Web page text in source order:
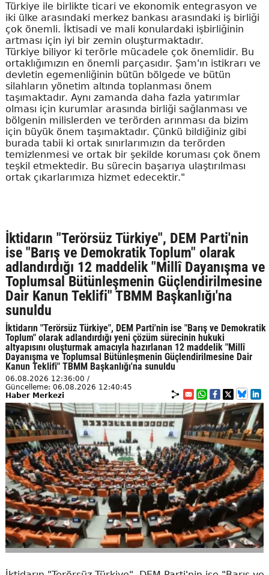
Türkiye ile birlikte ticari ve ekonomik entegrasyon ve
iki ülke arasındaki merkez bankası arasındaki iş birliği
çok önemli. İktisadi ve mali konulardaki işbirliğinin
artması için iyi bir zemin oluşturmaktadır.
Türkiye biliyor ki terörle mücadele çok önemlidir. Bu
ortaklığımızın en önemli parçasıdır. Şam'ın istikrarı ve
devletin egemenliğinin bütün bölgede ve bütün
silahların yönetim altında toplanması önem
taşımaktadır. Aynı zamanda daha fazla yatırımlar
olması için kurumlar arasında birliği sağlanması ve
bölgenin milislerden ve terörden arınması da bizim
için büyük önem taşımaktadır. Çünkü bildiğiniz gibi
burada tabii ki ortak sınırlarımızın da terörden
temizlenmesi ve ortak bir şekilde koruması çok önem
teşkil etmektedir. Bu sürecin başarıya ulaştırılması
ortak çıkarlarımıza hizmet edecektir."
İktidarın "Terörsüz Türkiye", DEM Parti'nin
ise "Barış ve Demokratik Toplum" olarak
adlandırdığı 12 maddelik "Millî Dayanışma ve
Toplumsal Bütünleşmenin Güçlendirilmesine
Dair Kanun Teklifi" TBMM Başkanlığı'na
sunuldu
İktidarın "Terörsüz Türkiye", DEM Parti'nin ise "Barış ve Demokratik
Toplum" olarak adlandırdığı yeni çözüm sürecinin hukuki
altyapısını oluşturmak amacıyla hazırlanan 12 maddelik "Millî
Dayanışma ve Toplumsal Bütünleşmenin Güçlendirilmesine Dair
Kanun Teklifi" TBMM Başkanlığı'na sunuldu
06.08.2026 12:36:00 /
Güncelleme: 06.08.2026 12:40:45
Haber Merkezi